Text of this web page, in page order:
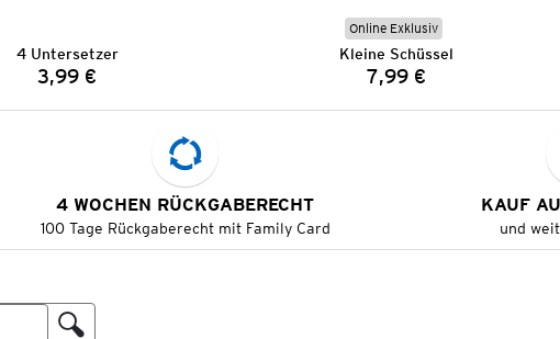
4 Untersetzer
Preis:
3,99 €
Online Exklusiv
Kleine Schüssel
Preis:
7,99 €
4 WOCHEN RÜCKGABERECHT
100 Tage Rückgaberecht mit Family Card
KAUF
und